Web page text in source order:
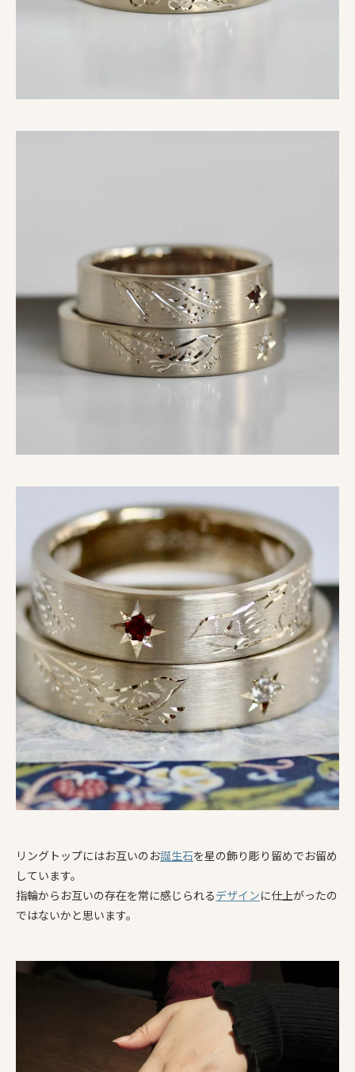
リングトップにはお互いのお誕生石を星の飾り彫り留めでお留め
しています。
指輪からお互いの存在を常に感じられるデザインに仕上がったの
ではないかと思います。